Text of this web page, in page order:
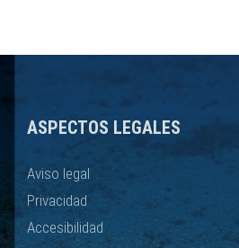
ASPECTOS LEGALES
Aviso legal
Privacidad
Accesibilidad